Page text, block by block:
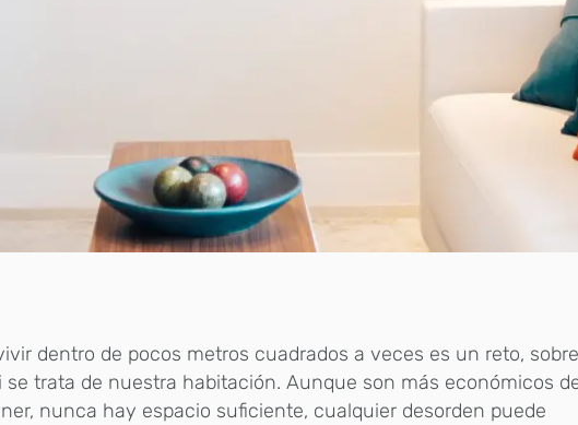
dentro de pocos metros cuadrados a veces es un reto, sobre
se trata de nuestra habitación. Aunque son más económicos
nunca hay espacio suficiente, cualquier desorden puede